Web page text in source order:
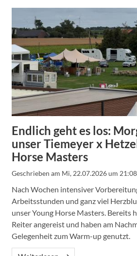
Endlich geht es los:
unser Tiemeyer x
Horse Masters
Geschrieben am Mi, 22.07.2026 um
Nach Wochen intensiver
Arbeitsstunden und ganz viel
unser Young Horse Masters. Bereits
Reiter angereist und haben am
Gelegenheit zum Warm-up genutzt.